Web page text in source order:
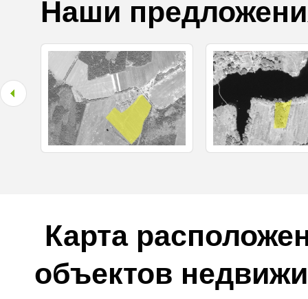
Наши
Карта
объектов